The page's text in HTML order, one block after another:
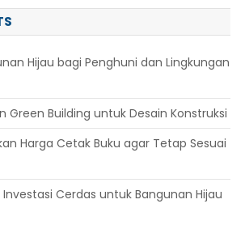
Hijau bagi Penghuni dan Lingkungan
Green Building untuk Desain Konstruksi
Harga Cetak Buku agar Tetap Sesuai
Investasi Cerdas untuk Bangunan Hijau